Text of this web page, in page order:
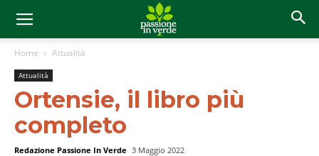
Home Attualità
Attualità
Ortensie, il libro più
completo
Redazione Passione In Verde 3 Maggio 2022